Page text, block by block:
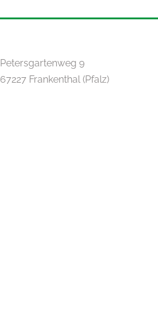
Petersgartenweg 9
67227 Frankenthal (Pfalz)